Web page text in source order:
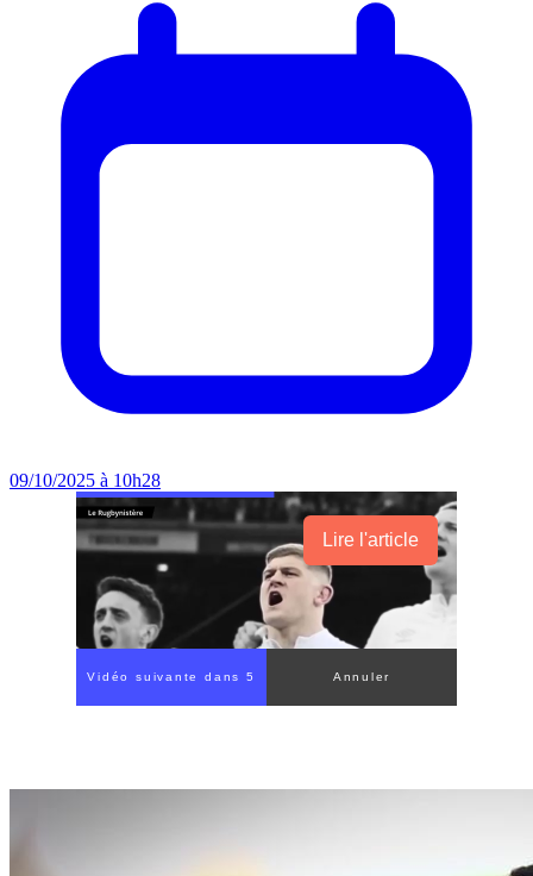
09/10/2025 à 10h28
Lire l'article
Vidéo suivante dans 3 Annuler